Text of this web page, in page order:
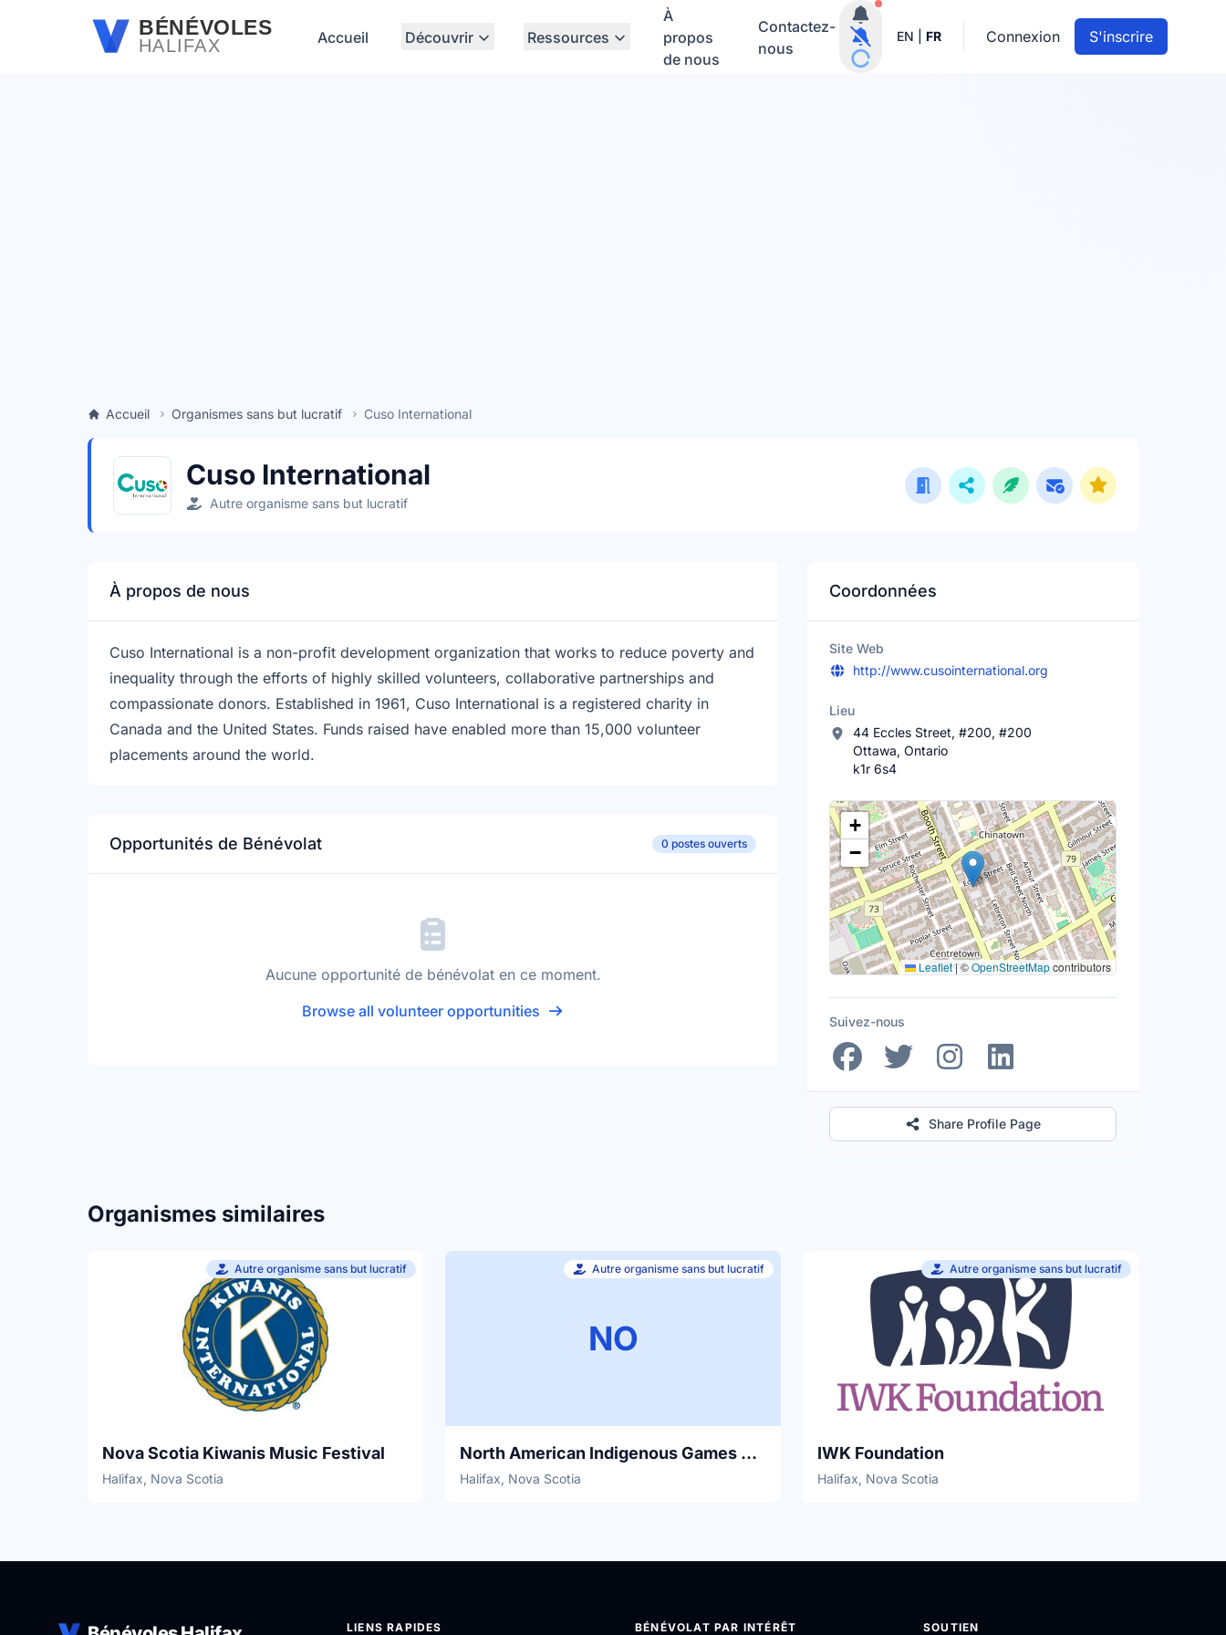
Passer au contenu principalBÉNÉVOLES
HALIFAX Accueil Découvrir Ressources
À
propos
de nous
Contactez-
nous
Notifications actives
EN FR Connexion S'inscrire
Accueil Organismes sans but lucratif Cuso International
Cuso International
Autre organisme sans but lucratif
À propos de nous
Cuso International is a non-profit development organization that works to reduce poverty and
inequality through the efforts of highly skilled volunteers, collaborative partnerships and
compassionate donors. Established in 1961, Cuso International is a registered charity in
Canada and the United States. Funds raised have enabled more than 15,000 volunteer
placements around the world.
Opportunités de Bénévolat 0 postes ouverts
Aucune opportunité de bénévolat en ce moment.
Browse all volunteer opportunities
Coordonnées
Site Web
http://www.cusointernational.org
Lieu
44 Eccles Street, #200, #200
Ottawa, Ontario
k1r 6s4
Lieu
+
−
Leaflet|©OpenStreetMapcontributors
Suivez-nous
Share Profile Page
Organismes similaires
Autre organisme sans but lucratif
Nova Scotia Kiwanis Music Festival
Halifax, Nova Scotia
NO
Autre organisme sans but lucratif
North American Indigenous Games 2023
Halifax, Nova Scotia
Autre organisme sans but lucratif
IWK Foundation
Halifax, Nova Scotia
LIENS RAPIDES BÉNÉVOLAT PAR INTÉRÊT SOUTIEN